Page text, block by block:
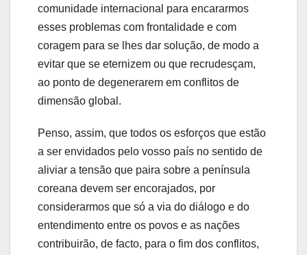
comunidade internacional para encararmos
esses problemas com frontalidade e com
coragem para se lhes dar solução, de modo a
evitar que se eternizem ou que recrudesçam,
ao ponto de degenerarem em conflitos de
dimensão global.
Penso, assim, que todos os esforços que estão
a ser envidados pelo vosso país no sentido de
aliviar a tensão que paira sobre a península
coreana devem ser encorajados, por
considerarmos que só a via do diálogo e do
entendimento entre os povos e as nações
contribuirão, de facto, para o fim dos conflitos,